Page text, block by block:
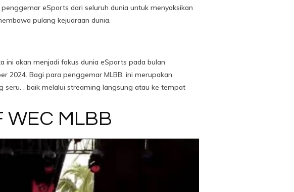
eSports dari seluruh dunia untuk menyaksikan
pulang kejuaraan dunia.
ini akan menjadi fokus dunia eSports pada bulan
2024. Bagi para penggemar MLBB, ini merupakan
, baik melalui streaming langsung atau ke tempat
WEC MLBB